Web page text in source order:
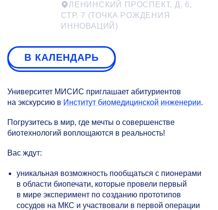
ЛЕНИНСКИЙ ПРОСПЕКТ, Д. 6,
СТР. 7 (ТОЧКА РОЖДЕНИЯ
ИННОВАЦИЙ)
В КАЛЕНДАРЬ
Университет МИСИС приглашает абитуриентов
на экскурсию в Институт биомедицинской инженерии.
Погрузитесь в мир, где мечты о совершенстве
биотехнологий воплощаются в реальность!
Вас ждут:
уникальная возможность пообщаться с пионерами
в области биопечати, которые провели первый
в мире эксперимент по созданию прототипов
сосудов на МКС и участвовали в первой операции